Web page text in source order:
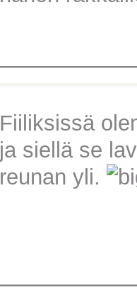
Fiiliksissä
ja siellä se
reunan yli.